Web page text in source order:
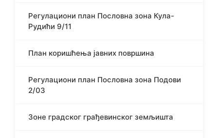
Регулациони план Пословна зона Кула-
Рудићи 9/11
План коришћења јавних површина
Регулациони план Пословна зона Подови
2/03
Зоне градског грађевинског земљишта